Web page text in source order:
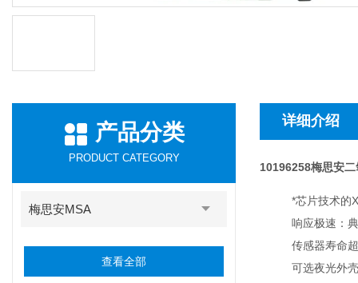
产品分类
PRODUCT CATEGORY
梅思安MSA
查看全部
详细介绍
10196258梅思安
*芯片技术的
响应极速：
传感器寿命
可选夜光外